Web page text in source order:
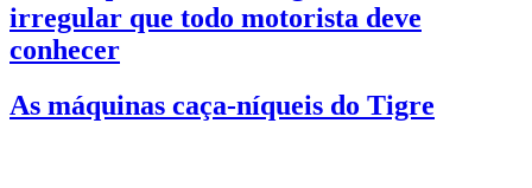
irregular que todo motorista deve
conhecer
As máquinas caça-níqueis do Tigre